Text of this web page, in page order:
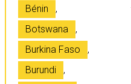
Bénin
,
Botswana
,
Burkina Faso
,
Burundi
,